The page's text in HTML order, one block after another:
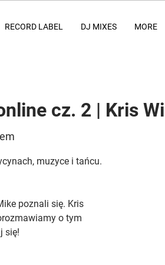
RECORD LABEL DJ MIXES MORE
cz. 2 | Kris
muzyce i tańcu.
poznali się. Kris
o tym
się!